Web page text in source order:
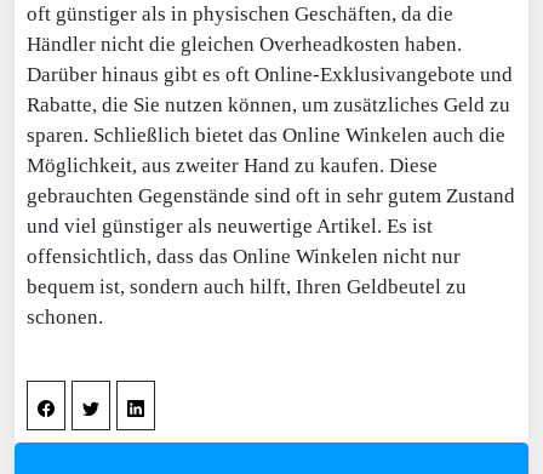
oft günstiger als in physischen Geschäften, da die
Händler nicht die gleichen Overheadkosten haben.
Darüber hinaus gibt es oft Online-Exklusivangebote und
Rabatte, die Sie nutzen können, um zusätzliches Geld zu
sparen. Schließlich bietet das Online Winkelen auch die
Möglichkeit, aus zweiter Hand zu kaufen. Diese
gebrauchten Gegenstände sind oft in sehr gutem Zustand
und viel günstiger als neuwertige Artikel. Es ist
offensichtlich, dass das Online Winkelen nicht nur
bequem ist, sondern auch hilft, Ihren Geldbeutel zu
schonen.